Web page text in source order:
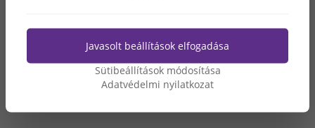
Javasolt beállítások elfogadása
Sütibeállítások módosítása
Adatvédelmi nyilatkozat